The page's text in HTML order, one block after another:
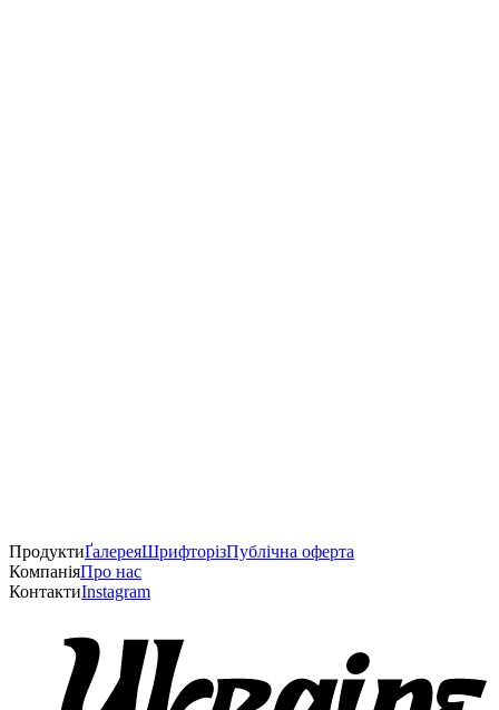
ПродуктиҐалереяШрифторізПублічна оферта
КомпаніяПро нас
КонтактиInstagram